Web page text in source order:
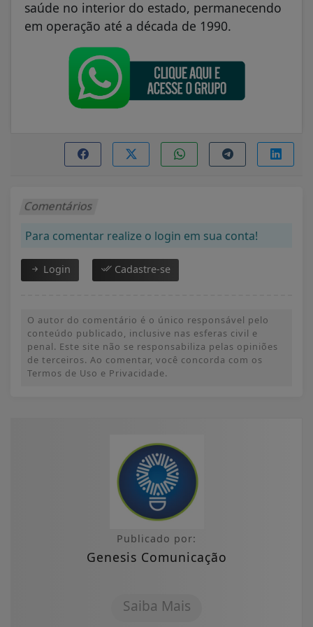
saúde no interior do estado, permanecendo
em operação até a década de 1990.
Comentários
Para comentar realize o login em sua conta!
Login Cadastre-se
O autor do comentário é o único responsável pelo
conteúdo publicado, inclusive nas esferas civil e
penal. Este site não se responsabiliza pelas opiniões
de terceiros. Ao comentar, você concorda com os
Termos de Uso e Privacidade.
Publicado por:
Genesis Comunicação
Saiba Mais